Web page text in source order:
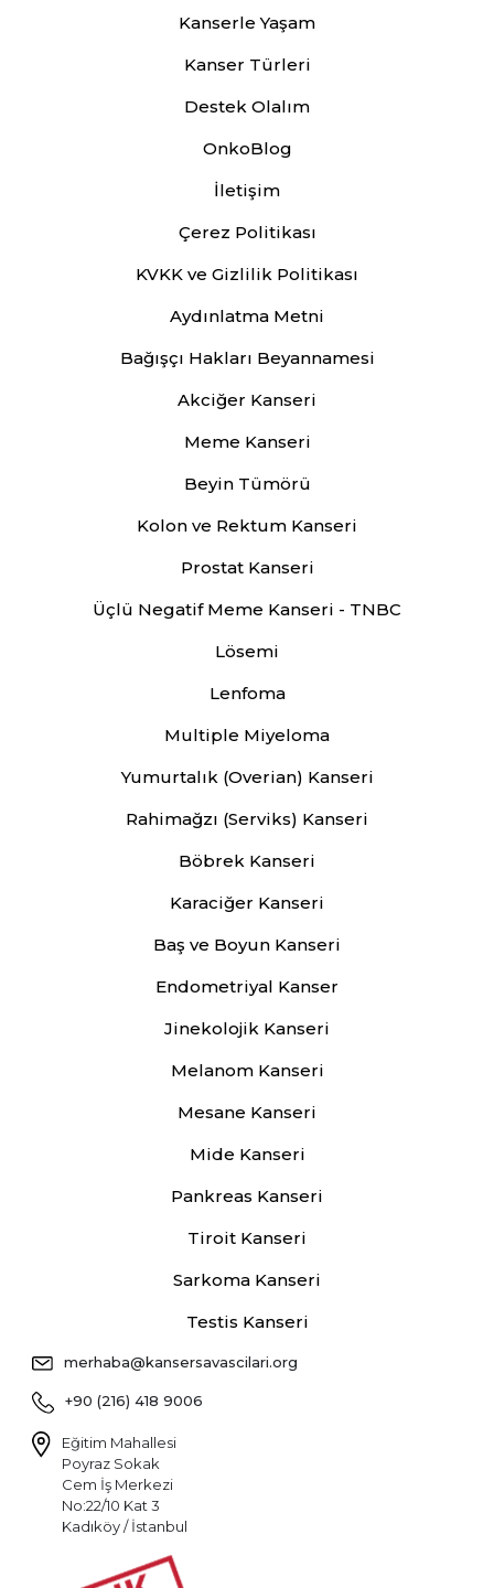
Kanserle Yaşam
Kanser Türleri
Destek Olalım
OnkoBlog
İletişim
Çerez Politikası
KVKK ve Gizlilik Politikası
Aydınlatma Metni
Bağışçı Hakları Beyannamesi
Akciğer Kanseri
Meme Kanseri
Beyin Tümörü
Kolon ve Rektum Kanseri
Prostat Kanseri
Üçlü Negatif Meme Kanseri - TNBC
Lösemi
Lenfoma
Multiple Miyeloma
Yumurtalık (Overian) Kanseri
Rahimağzı (Serviks) Kanseri
Böbrek Kanseri
Karaciğer Kanseri
Baş ve Boyun Kanseri
Endometriyal Kanser
Jinekolojik Kanseri
Melanom Kanseri
Mesane Kanseri
Mide Kanseri
Pankreas Kanseri
Tiroit Kanseri
Sarkoma Kanseri
Testis Kanseri
merhaba@kansersavascilari.org
+90 (216) 418 9006
Eğitim Mahallesi
Poyraz Sokak
Cem İş Merkezi
No:22/10 Kat 3
Kadıköy / İstanbul